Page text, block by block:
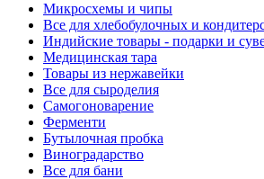
Микросхемы и чипы
Все для хлебобулочных и
Индийские товары - подарки и
Медицинская тара
Товары из нержавейки
Все для сыроделия
Самогоноварение
Ферменти
Бутылочная пробка
Виноградарство
Все для бани